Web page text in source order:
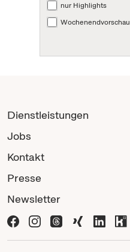
nur Highlights
Wochenendvorschau
Dienstleistungen
Jobs
Kontakt
Presse
Newsletter